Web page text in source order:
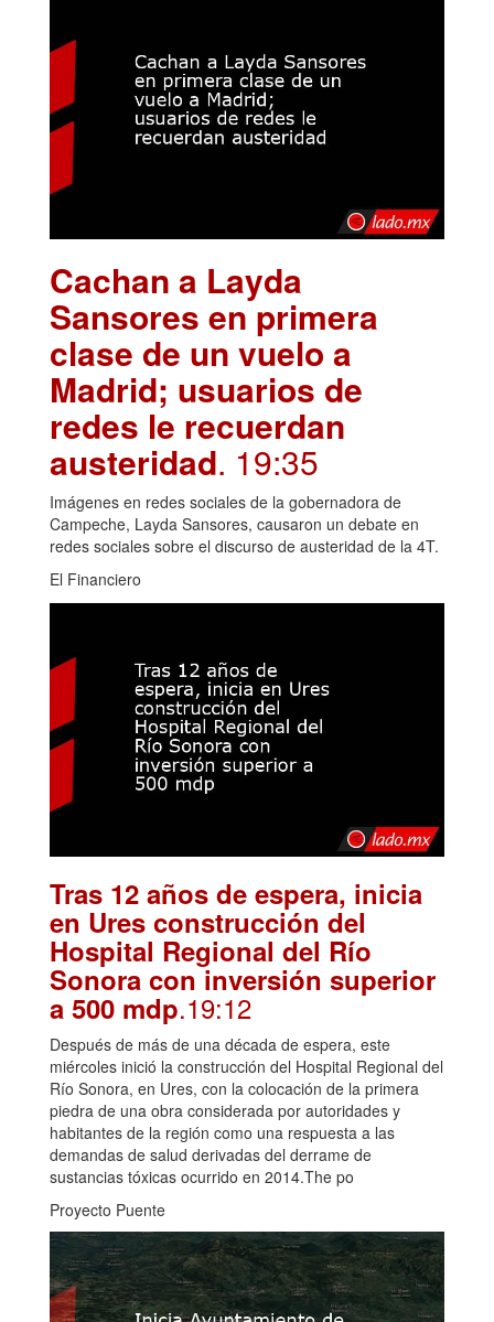
Cachan a Layda
Sansores en primera
clase de un vuelo a
Madrid; usuarios de
redes le recuerdan
austeridad. 19:35
Imágenes en redes sociales de la gobernadora de
Campeche, Layda Sansores, causaron un debate en
redes sociales sobre el discurso de austeridad de la 4T.
El Financiero
Tras 12 años de espera, inicia
en Ures construcción del
Hospital Regional del Río
Sonora con inversión superior
a 500 mdp.19:12
Después de más de una década de espera, este
miércoles inició la construcción del Hospital Regional del
Río Sonora, en Ures, con la colocación de la primera
piedra de una obra considerada por autoridades y
habitantes de la región como una respuesta a las
demandas de salud derivadas del derrame de
sustancias tóxicas ocurrido en 2014.The po
Proyecto Puente